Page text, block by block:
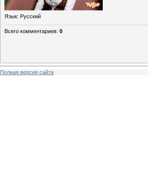
Язык: Русский
Всего комментариев: 0
Полная версия сайта